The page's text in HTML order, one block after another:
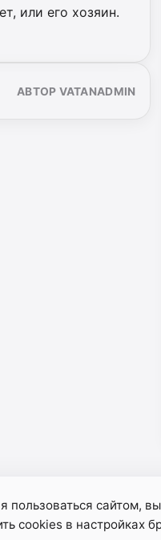
или его хозяин.
АВТОР VATANADMIN
пользоваться сайтом, вы
cookies в настройках